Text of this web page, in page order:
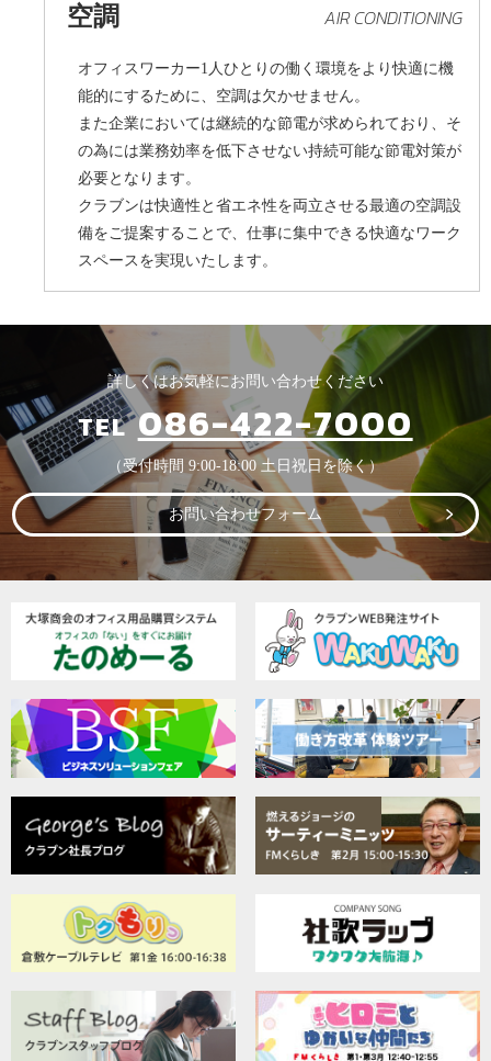
空調 AIR CONDITIONING
オフィスワーカー1人ひとりの働く環境をより快適に機
能的にするために、空調は欠かせません。
また企業においては継続的な節電が求められており、そ
の為には業務効率を低下させない持続可能な節電対策が
必要となります。
クラブンは快適性と省エネ性を両立させる最適の空調設
備をご提案することで、仕事に集中できる快適なワーク
スペースを実現いたします。
詳しくはお気軽にお問い合わせください
TEL086-422-7000
（受付時間 9:00-18:00 土日祝日を除く）
お問い合わせフォーム